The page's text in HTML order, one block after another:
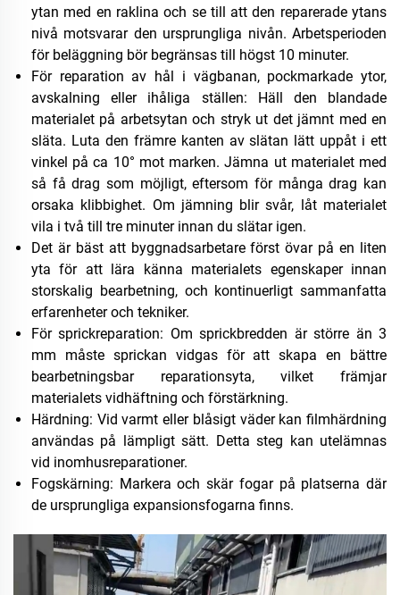
ytan med en raklina och se till att den reparerade ytans
nivå motsvarar den ursprungliga nivån. Arbetsperioden
för beläggning bör begränsas till högst 10 minuter.
För reparation av hål i vägbanan, pockmarkade ytor,
avskalning eller ihåliga ställen: Häll den blandade
materialet på arbetsytan och stryk ut det jämnt med en
släta. Luta den främre kanten av slätan lätt uppåt i ett
vinkel på ca 10° mot marken. Jämna ut materialet med
så få drag som möjligt, eftersom för många drag kan
orsaka klibbighet. Om jämning blir svår, låt materialet
vila i två till tre minuter innan du slätar igen.
Det är bäst att byggnadsarbetare först övar på en liten
yta för att lära känna materialets egenskaper innan
storskalig bearbetning, och kontinuerligt sammanfatta
erfarenheter och tekniker.
För sprickreparation: Om sprickbredden är större än 3
mm måste sprickan vidgas för att skapa en bättre
bearbetningsbar reparationsyta, vilket främjar
materialets vidhäftning och förstärkning.
Härdning: Vid varmt eller blåsigt väder kan filmhärdning
användas på lämpligt sätt. Detta steg kan utelämnas
vid inomhusreparationer.
Fogskärning: Markera och skär fogar på platserna där
de ursprungliga expansionsfogarna finns.